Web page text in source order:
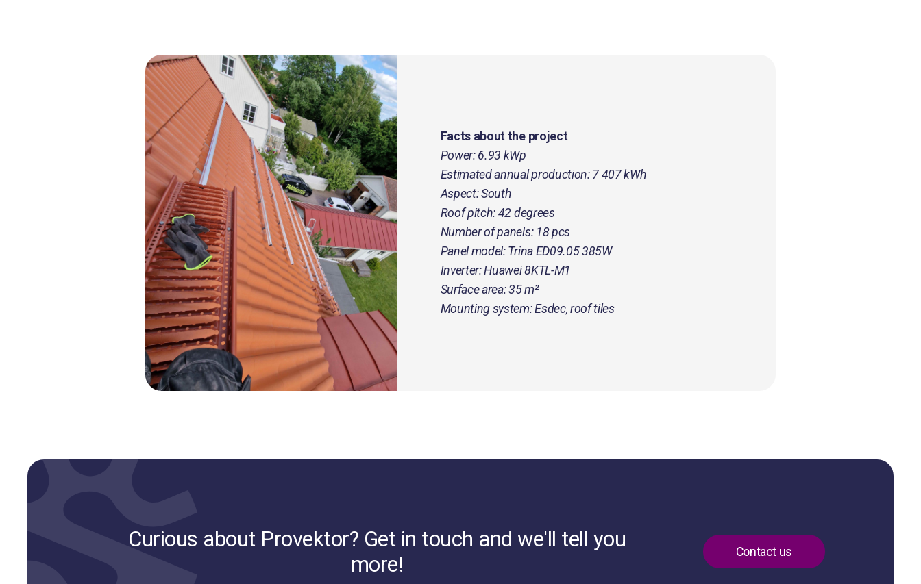
Facts about the project
Power: 6.93 kWp
Estimated annual production: 7 407 kWh
Aspect: South
Roof pitch: 42 degrees
Number of panels: 18 pcs
Panel model: Trina ED09.05 385W
Inverter: Huawei 8KTL-M1
Surface area: 35 m²
Mounting system: Esdec, roof tiles
Curious about Provektor? Get in touch and we'll tell you
more!
Contact us